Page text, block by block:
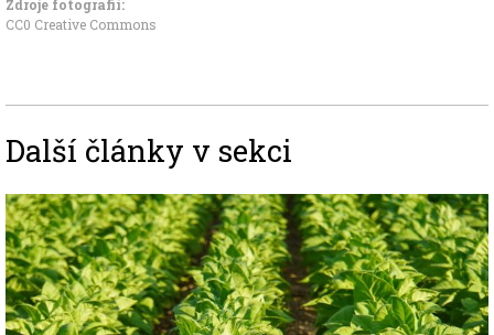
Zdroje fotografii:
CC0 Creative Commons
Další články v sekci
Image